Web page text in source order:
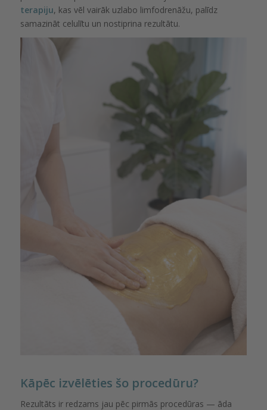
terapiju, kas vēl vairāk uzlabo limfodrenāžu, palīdz
samazināt celulītu un nostiprina rezultātu.
Kāpēc izvēlēties šo procedūru?
Rezultāts ir redzams jau pēc pirmās procedūras — āda